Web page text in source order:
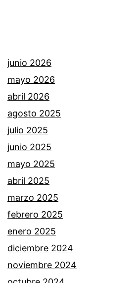
junio 2026
mayo 2026
abril 2026
agosto 2025
julio 2025
junio 2025
mayo 2025
abril 2025
marzo 2025
febrero 2025
enero 2025
diciembre 2024
noviembre 2024